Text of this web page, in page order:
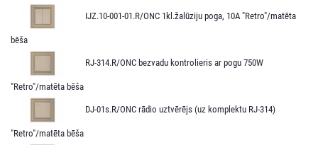
IJZ.10-001-01.R/ONC 1kl.žalūziju poga, 10A "Retro"/matēta
bēša
RJ-314.R/ONC bezvadu kontrolieris ar pogu 750W
"Retro"/matēta bēša
DJ-01s.R/ONC rādio uztvērējs (uz komplektu RJ-314)
"Retro"/matēta bēša